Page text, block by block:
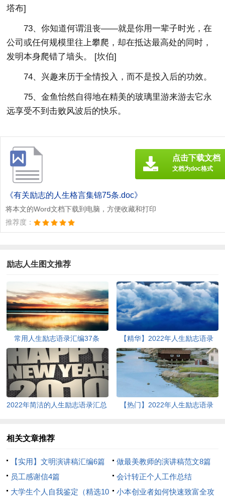
塔布]
73、你知道何谓沮丧——就是你用一辈子时光，在
公司或任何规模里往上攀爬，却在抵达最高处的同时，
发明本身爬错了墙头。 [坎伯]
74、兴趣来历于全情投入，而不是投入后的功效。
75、金鱼怡然自得地在精美的玻璃里游来游去它永
远享受不到击败风波后的快乐。
《有关励志的人生格言集锦75条.doc》
将本文的Word文档下载到电脑，方便收藏和打印
推荐度：
点击下载文档
文档为doc格式
励志人生图文推荐
常用人生励志语录汇编37条
【精华】2022年人生励志语录
33条
2022年简洁的人生励志语录汇总
【热门】2022年人生励志语录
相关文章推荐
【实用】文明演讲稿汇编6篇
做最美教师的演讲稿范文8篇
员工感谢信4篇
会计转正个人工作总结
大学生个人自我鉴定（精选10
小本创业者如何快速致富全攻